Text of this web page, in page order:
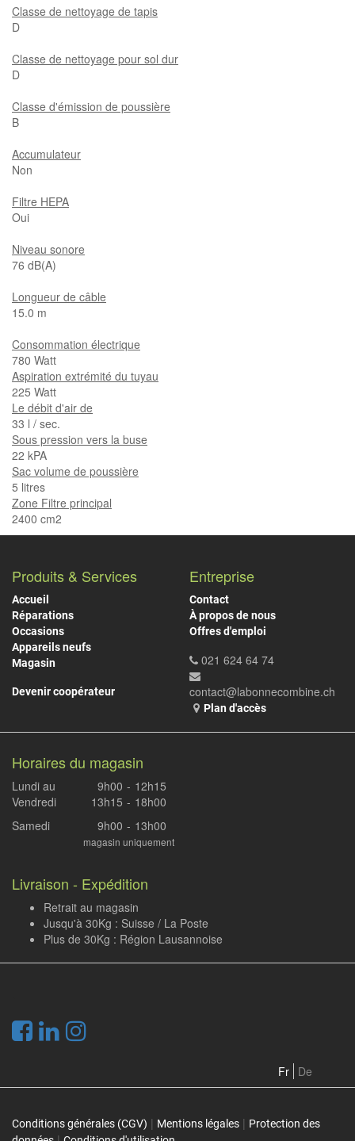
Classe de nettoyage de tapis
D
Classe de nettoyage pour sol dur
D
Classe d'émission de poussière
B
Accumulateur
Non
Filtre HEPA
Oui
Niveau sonore
76 dB(A)
Longueur de câble
15.0 m
Consommation électrique
780 Watt
Aspiration extrémité du tuyau
225 Watt
Le débit d'air de
33 l / sec.
Sous pression vers la buse
22 kPA
Sac volume de poussière
5 litres
Zone Filtre principal
2400 cm2
Produits & Services
Accueil
Réparations
Occasions
Appareils neufs
Magasin
Devenir coopérateur
Entreprise
Contact
À propos de nous
Offres d'emploi
021 624 64 74
contact@labonnecombine.ch
Plan d'accès
Horaires du magasin
Lundi au
Vendredi
9h00
13h15
-
-
12h15
18h00
Samedi
9h00 - 13h00
magasin uniquement
Livraison - Expédition
Retrait au magasin
Jusqu'à 30Kg : Suisse / La Poste
Plus de 30Kg : Région Lausannoise
Fr De
Conditions générales (CGV) | Mentions légales | Protection des